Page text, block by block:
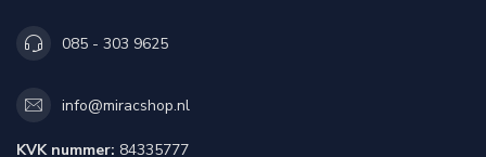
085 - 303 9625
info@miracshop.nl
KVK nummer: 84335777